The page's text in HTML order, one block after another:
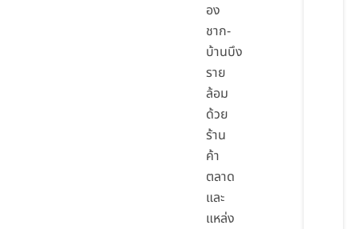
อง
ชาก-
บ้านบึง
ราย
ล้อม
ด้วย
ร้าน
ค้า
ตลาด
และ
แหล่ง